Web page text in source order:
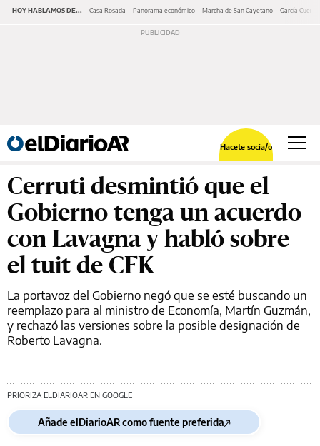
HOY HABLAMOS DE... Casa Rosada Panorama económico Marcha de San Cayetano García Cuerva
Hacete socia/o
Cerruti desmintió que el
Gobierno tenga un acuerdo
con Lavagna y habló sobre
el tuit de CFK
La portavoz del Gobierno negó que se esté buscando un
reemplazo para al ministro de Economía, Martín Guzmán,
y rechazó las versiones sobre la posible designación de
Roberto Lavagna.
PRIORIZA ELDIARIOAR EN GOOGLE
Añade elDiarioAR como fuente preferida